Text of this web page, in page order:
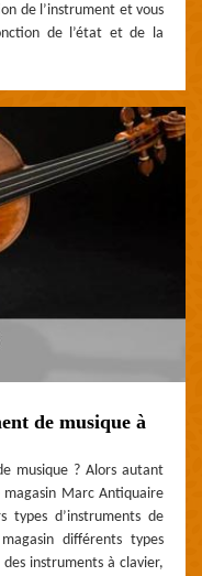
de l’instrument et vous
de l’état et de la
de musique à
musique ? Alors autant
Marc Antiquaire
types d’instruments de
différents types
instruments à clavier,